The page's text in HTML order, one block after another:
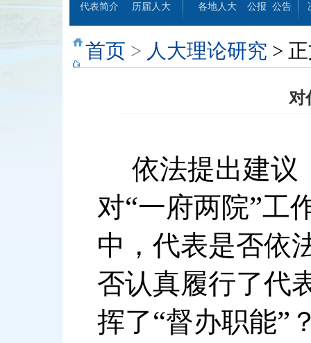
代表简介
历届人大
各地人大
公报 公告
首页 > 人大理论研究 >
对
依法提出建议
对“一府两院”工
中，代表是否依
否认真履行了代
挥了“督办职能”